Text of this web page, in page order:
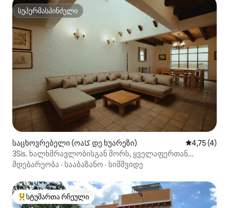
სუპერმასპინძელი
სუპერმასპინძელი
საცხოვრებელი (ოაكا დე ხუარეზი) საშუალო
4,75 (4)
3Sis. ხალხმრავლობისგან შორს, ყველაფერთან
ახლოს.
მდებარეობა · სააბაზანო · სიმშვიდე
სტუმართა რჩეული მოწინავე ვარიანტი
სტუმართა რჩეული